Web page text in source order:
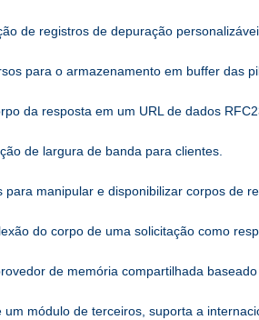
de registros de depuração
para o armazenamento em buffer das
da resposta em um URL de dados
de largura de banda para clientes.
para manipular e disponibilizar corpos de
do corpo de uma solicitação como
de memória compartilhada baseado
um módulo de terceiros, suporta a